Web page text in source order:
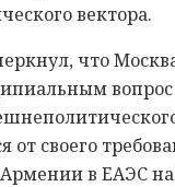
вектора.
что
от своего
в ЕАЭС на